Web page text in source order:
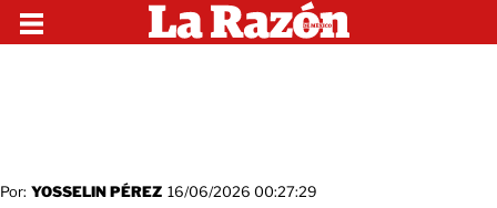
Por: YOSSELIN PÉREZ 16/06/2026 00:27:29